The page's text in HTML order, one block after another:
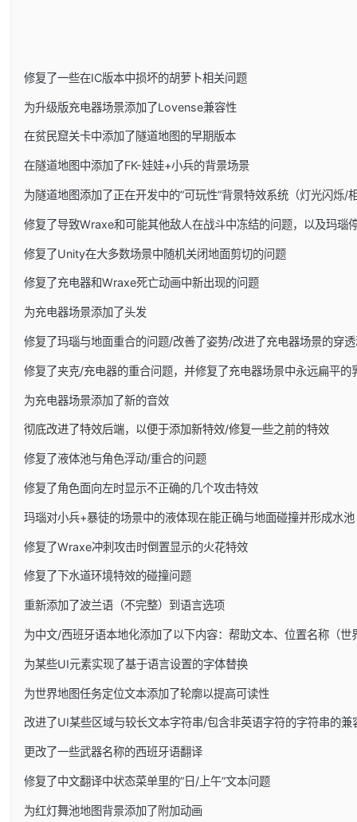
修复了一些在IC版本中损坏的胡萝卜相关问题
为升级版充电器场景添加了Lovense兼容性
在贫民窟关卡中添加了隧道地图的早期版本
在隧道地图中添加了FK-娃娃+小兵的背景场景
为隧道地图添加了正在开发中的”可玩性”背景特效系统（灯光闪烁/
修复了导致Wraxe和可能其他敌人在战斗中冻结的问题，以及玛瑙
修复了Unity在大多数场景中随机关闭地面剪切的问题
修复了充电器和Wraxe死亡动画中新出现的问题
为充电器场景添加了头发
修复了玛瑙与地面重合的问题/改善了姿势/改进了充电器场景的穿
修复了夹克/充电器的重合问题，并修复了充电器场景中永远扁平的
为充电器场景添加了新的音效
彻底改进了特效后端，以便于添加新特效/修复一些之前的特效
修复了液体池与角色浮动/重合的问题
修复了角色面向左时显示不正确的几个攻击特效
玛瑙对小兵+暴徒的场景中的液体现在能正确与地面碰撞并形成水池
修复了Wraxe冲刺攻击时倒置显示的火花特效
修复了下水道环境特效的碰撞问题
重新添加了波兰语（不完整）到语言选项
为中文/西班牙语本地化添加了以下内容：帮助文本、位置名称（
为某些UI元素实现了基于语言设置的字体替换
为世界地图任务定位文本添加了轮廓以提高可读性
改进了UI某些区域与较长文本字符串/包含非英语字符的字符串的兼
更改了一些武器名称的西班牙语翻译
修复了中文翻译中状态菜单里的”日/上午”文本问题
为红灯舞池地图背景添加了附加动画